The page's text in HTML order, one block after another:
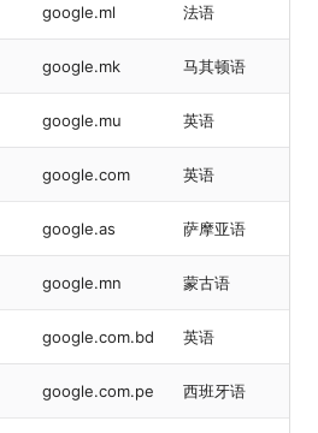
google.ml 法语
google.mk 马其顿语
google.mu 英语
google.com 英语
google.as 萨摩亚语
google.mn 蒙古语
google.com.bd 英语
google.com.pe 西班牙语